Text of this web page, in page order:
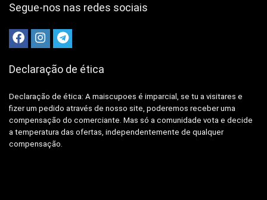
Segue-nos nas redes sociais
Declaração de ética
Declaração de ética: A maiscupoes é imparcial, se tu a visitares e
fizer um pedido através de nosso site, poderemos receber uma
compensação do comerciante. Mas só a comunidade vota e decide
a temperatura das ofertas, independentemente de qualquer
compensação.